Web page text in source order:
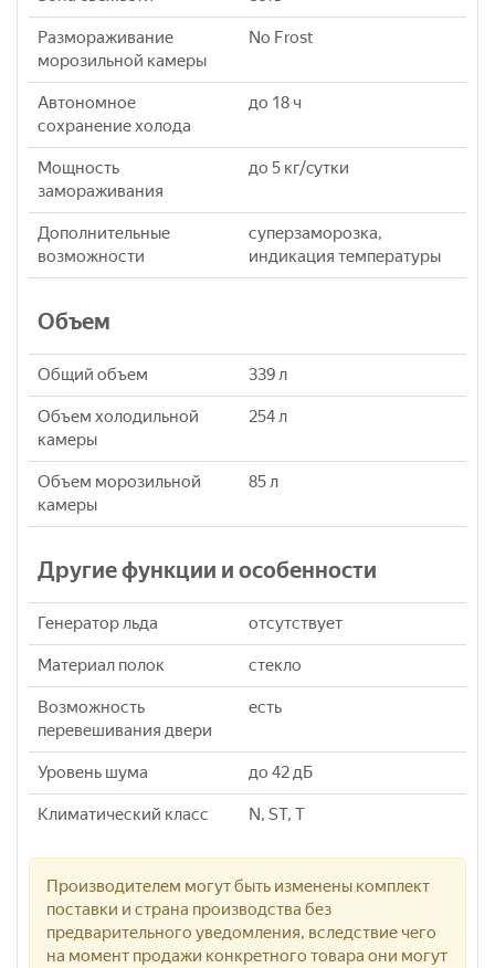
Размораживание
морозильной камеры
No Frost
Автономное
сохранение холода
до 18 ч
Мощность
замораживания
до 5 кг/cутки
Дополнительные
возможности
суперзаморозка,
индикация температуры
Объем
Общий объем 339 л
Объем холодильной
камеры
254 л
Объем морозильной
камеры
85 л
Другие функции и особенности
Генератор льда отсутствует
Материал полок стекло
Возможность
перевешивания двери
есть
Уровень шума до 42 дБ
Климатический класс N, ST, T
Производителем могут быть изменены комплект
поставки и страна производства без
предварительного уведомления, вследствие чего
на момент продажи конкретного товара они могут